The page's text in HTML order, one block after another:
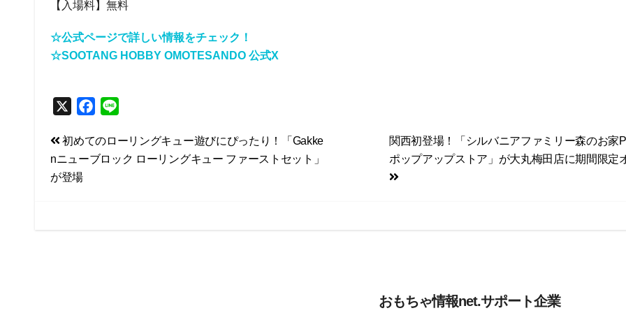
【入場料】無料
☆公式ページで詳しい情報をチェック！
☆SOOTANG HOBBY OMOTESANDO 公式X
c
e
n
e
投
稿
ナ
関西初登場！「シルバニアファミリー森のお家
ポップアップストア」が大丸梅田店に期間限定
初めてのローリングキュー遊びにぴったり！「Gakke
nニューブロック ローリングキュー ファーストセット」
が登場
おもちゃ情報net.サポート企業